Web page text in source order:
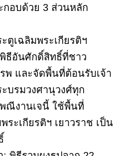
กอบด้วย 3 ส่วนหลัก
ตูเฉลิมพระเกียรติฯ
ธีอันศักดิ์สิทธิ์ที่ชาว
พ และจัดพื้นที่ต้อนรับเจ้า
บรมวงศานุวงศ์ทุก
ณีงานเจนี้ ใช้พื้นที่
ะเกียรติฯ เยาวราช เป็น